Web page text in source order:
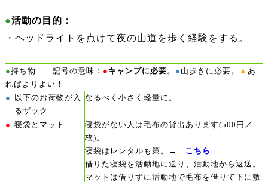
●活動の目的：
・ヘッドライトを点けて夜の山道を歩く経験をする。
●持ち物 記号の意味： ● キャンプに必要。 ● 山歩きに必要。 ▲ あ
ればよりよい！
●
以下のお荷物が入
るザック
なるべく小さく軽量に。
● 寝袋とマット
寝袋がない人は毛布の貸出あります(500円／
枚)。
寝袋はレンタルも策。→ こちら
借りた寝袋を活動地に送り、活動地から返送。
マットは借りずに活動地で毛布を借りて下に敷